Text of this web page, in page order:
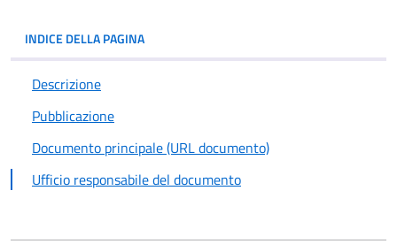
INDICE DELLA PAGINA
Descrizione
Pubblicazione
Documento principale (URL documento)
Ufficio responsabile del documento